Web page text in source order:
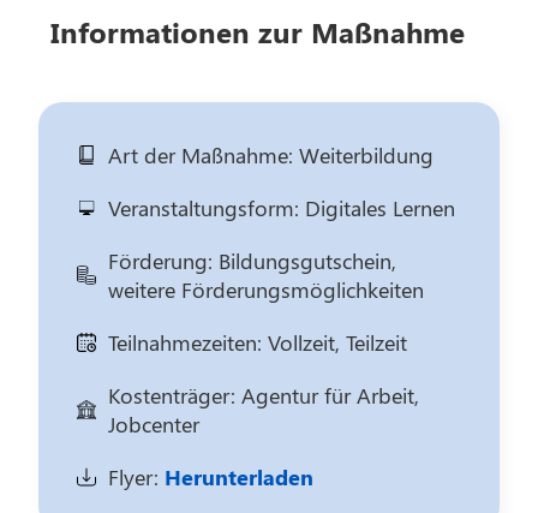
Informationen zur Maßnahme
Art der Maßnahme: Weiterbildung
Veranstaltungsform: Digitales Lernen
Förderung: Bildungsgutschein,
weitere Förderungsmöglichkeiten
Teilnahmezeiten: Vollzeit, Teilzeit
Kostenträger: Agentur für Arbeit,
Jobcenter
Flyer: Herunterladen